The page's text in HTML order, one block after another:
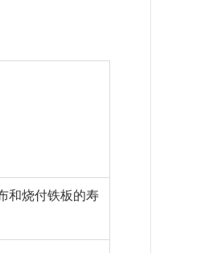
和烧付铁板的寿